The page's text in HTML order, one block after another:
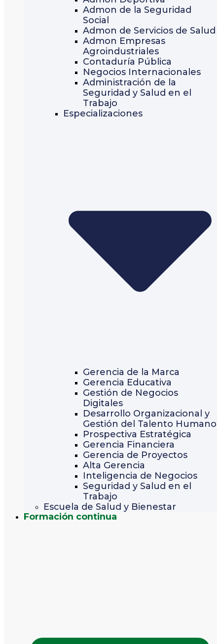
Admon de la Seguridad
Social
Admon de Servicios de Salud
Admon Empresas
Agroindustriales
Contaduría Pública
Negocios Internacionales
Administración de la
Seguridad y Salud en el
Trabajo
Especializaciones
Gerencia de la Marca
Gerencia Educativa
Gestión de Negocios
Digitales
Desarrollo Organizacional y
Gestión del Talento Humano
Prospectiva Estratégica
Gerencia Financiera
Gerencia de Proyectos
Alta Gerencia
Inteligencia de Negocios
Seguridad y Salud en el
Trabajo
Escuela de Salud y Bienestar
Formación continua